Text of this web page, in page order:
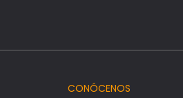
CONÓCENOS